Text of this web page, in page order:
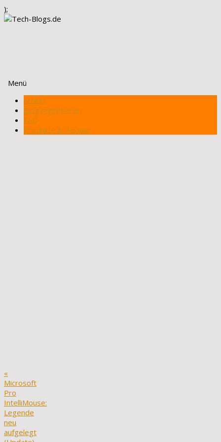
);
Menü
Zum
Inhalt
springen
Artikel
Blog registrieren
FAQ
Produkte & Review
«
Microsoft
Pro
IntelliMouse:
Legende
neu
aufgelegt